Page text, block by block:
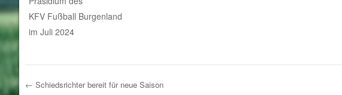
KFV Fußball Burgenland
im Juli 2024
← Schiedsrichter bereit für neue Saison